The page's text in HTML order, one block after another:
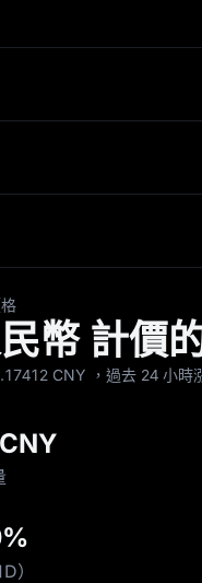
幣 計價
CNY ，過去 24 小時
）